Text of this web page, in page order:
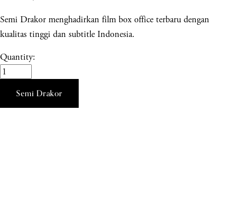
Semi Drakor menghadirkan film box office terbaru dengan
kualitas tinggi dan subtitle Indonesia.
Quantity:
Semi Drakor